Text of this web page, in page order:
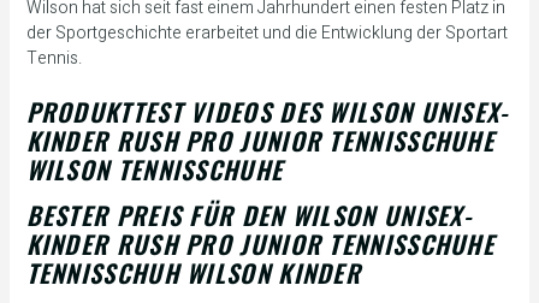
Wilson hat sich seit fast einem Jahrhundert einen festen Platz in
der Sportgeschichte erarbeitet und die Entwicklung der Sportart
Tennis.
PRODUKTTEST VIDEOS DES WILSON UNISEX-
KINDER RUSH PRO JUNIOR TENNISSCHUHE
WILSON TENNISSCHUHE
BESTER PREIS FÜR DEN WILSON UNISEX-
KINDER RUSH PRO JUNIOR TENNISSCHUHE
TENNISSCHUH WILSON KINDER